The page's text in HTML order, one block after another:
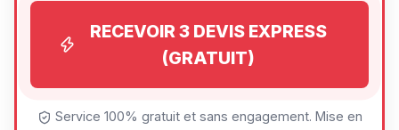
RECEVOIR 3 DEVIS EXPRESS
(GRATUIT)
Service 100% gratuit et sans engagement. Mise en